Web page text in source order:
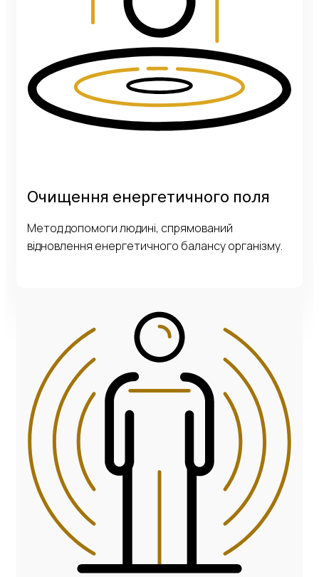
Очищення енергетичного поля
Метод допомоги людині, спрямований
відновлення енергетичного балансу організму.